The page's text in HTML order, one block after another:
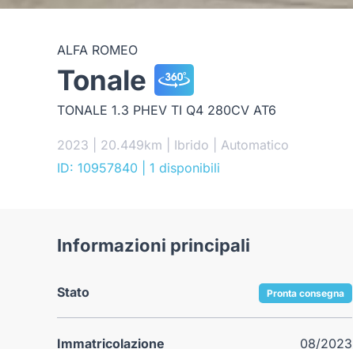
ALFA ROMEO
Tonale
TONALE 1.3 PHEV TI Q4 280CV AT6
2023 | 20.449km | Ibrido | Automatico
ID: 10957840
| 1 disponibili
Informazioni principali
Stato Pronta consegna
Immatricolazione 08/2023